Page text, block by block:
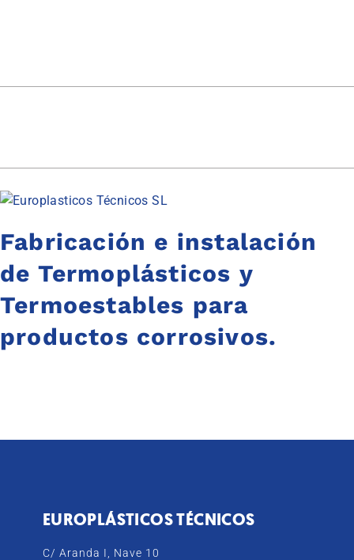
Fabricación e instalación
de Termoplásticos y
Termoestables para
productos corrosivos.
EUROPLÁSTICOS TÉCNICOS
C/ Aranda I, Nave 10